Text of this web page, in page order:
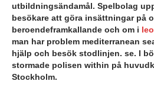
utbildningsändamål. Spelbolag
besökare att göra insättningar på
beroendeframkallande och om i
man har problem mediterranean
hjälp och besök stodlinjen. se. I
stormade polisen within på
Stockholm.